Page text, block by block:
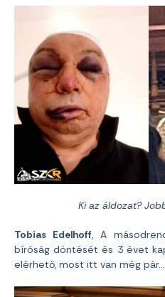
Ki az áldozat?
Tobias Edelhoff , A
bíróság döntését és 3 évet
elérhető, most itt van még pár…